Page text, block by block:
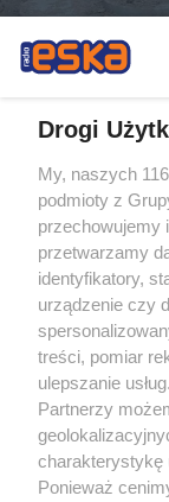
Drogi
My, naszych
podmioty z
przechowujemy
przetwarzamy
identyfikatory,
urządzenie czy
treści, pomiar
ulepszanie
Partnerzy
charakterystykę
Ponieważ